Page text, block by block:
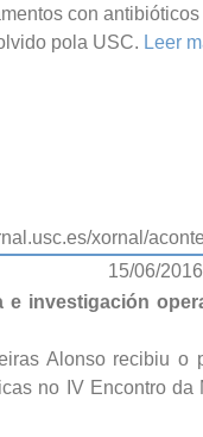
con
pola USC. Leer
xornal/
15/06/2016
e investigación
Alonso recibiu
no IV Encontro